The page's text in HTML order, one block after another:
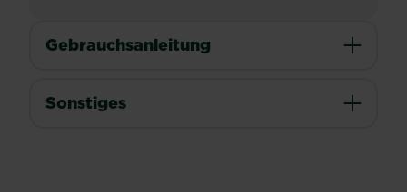
Gebrauchsanleitung
Sonstiges